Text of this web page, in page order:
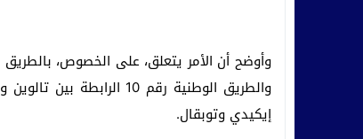
إيكيدي وتوبقال.